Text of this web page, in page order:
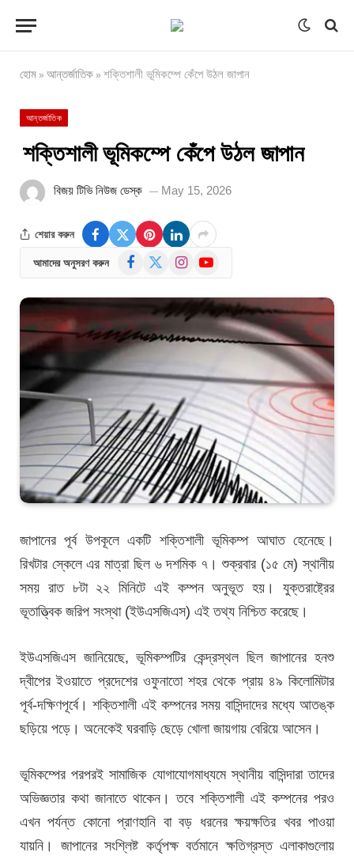
হোম » আন্তর্জাতিক » শক্তিশালী ভূমিকম্পে কেঁপে উঠল জাপান
আন্তর্জাতিক
শক্তিশালী ভূমিকম্পে কেঁপে উঠল জাপান
বিজয় টিভি নিউজ ডেস্ক May 15, 2026
শেয়ার করুন
আমাদের অনুসরণ করুন Facebook InstagramYouTube
জাপানের পূর্ব উপকূলে একটি শক্তিশালী ভূমিকম্প আঘাত হেনেছে।
রিখটার স্কেলে এর মাত্রা ছিল ৬ দশমিক ৭। শুক্রবার (১৫ মে) স্থানীয়
সময় রাত ৮টা ২২ মিনিটে এই কম্পন অনুভূত হয়। যুক্তরাষ্ট্রের
ভূতাত্ত্বিক জরিপ সংস্থা (ইউএসজিএস) এই তথ্য নিশ্চিত করেছে।
ইউএসজিএস জানিয়েছে, ভূমিকম্পটির কেন্দ্রস্থল ছিল জাপানের হনশু
দ্বীপের ইওয়াতে প্রদেশের ওফুনাতো শহর থেকে প্রায় ৪৯ কিলোমিটার
পূর্ব-দক্ষিণপূর্বে। শক্তিশালী এই কম্পনের সময় বাসিন্দাদের মধ্যে আতঙ্ক
ছড়িয়ে পড়ে। অনেকেই ঘরবাড়ি ছেড়ে খোলা জায়গায় বেরিয়ে আসেন।
ভূমিকম্পের পরপরই সামাজিক যোগাযোগমাধ্যমে স্থানীয় বাসিন্দারা তাদের
অভিজ্ঞতার কথা জানাতে থাকেন। তবে শক্তিশালী এই কম্পনের পরও
এখন পর্যন্ত কোনো প্রাণহানি বা বড় ধরনের ক্ষয়ক্ষতির খবর পাওয়া
যায়নি। জাপানের সংশ্লিষ্ট কর্তৃপক্ষ বর্তমানে ক্ষতিগ্রস্ত এলাকাগুলোয়